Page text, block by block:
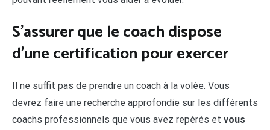
S’assurer que le coach dispose
d’une certification pour exercer
Il ne suffit pas de prendre un coach à la volée. Vous
devrez faire une recherche approfondie sur les différents
coachs professionnels que vous avez repérés et vous